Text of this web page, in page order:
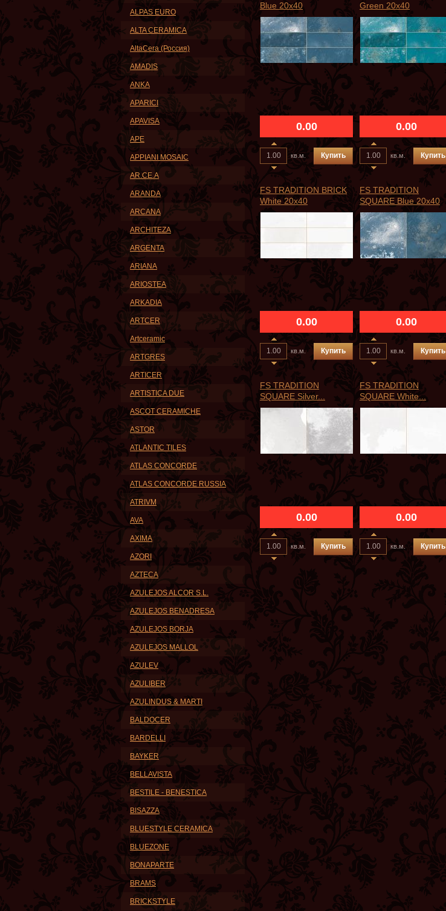
Blue 20x40
0.00
кв.м. Купить
Green 20x40
0.00
кв.м. Купить
FS TRADITION BRICK
White 20x40
0.00
кв.м. Купить
FS TRADITION
SQUARE Blue 20x40
0.00
кв.м. Купить
FS TRADITION
SQUARE Silver...
0.00
кв.м. Купить
FS TRADITION
SQUARE White...
0.00
кв.м. Купить
ALPAS EURO
ALTA CERAMICA
AltaCera (Россия)
AMADIS
ANKA
APARICI
APAVISA
APE
APPIANI MOSAIC
AR.CE.A
ARANDA
ARCANA
ARCHITEZA
ARGENTA
ARIANA
ARIOSTEA
ARKADIA
ARTCER
Artceramic
ARTGRES
ARTICER
ARTISTICA DUE
ASCOT CERAMICHE
ASTOR
ATLANTIC TILES
ATLAS CONCORDE
ATLAS CONCORDE RUSSIA
ATRIVM
AVA
AXIMA
AZORI
AZTECA
AZULEJOS ALCOR S.L.
AZULEJOS BENADRESA
AZULEJOS BORJA
AZULEJOS MALLOL
AZULEV
AZULIBER
AZULINDUS & MARTI
BALDOCER
BARDELLI
BAYKER
BELLAVISTA
BESTILE - BENESTICA
BISAZZA
BLUESTYLE CERAMICA
BLUEZONE
BONAPARTE
BRAMS
BRICKSTYLE